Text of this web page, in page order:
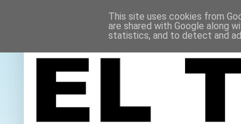
This site uses cookies from
are shared with Google along
statistics, and to detect and